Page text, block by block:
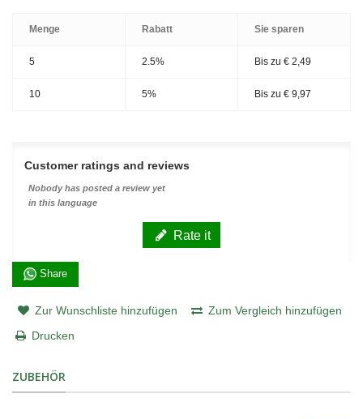
Menge Rabatt Sie sparen
5 2.5% Bis zu € 2,49
10 5% Bis zu € 9,97
Customer ratings and reviews
Nobody has posted a review yet
in this language
Rate it
Share
Zur Wunschliste hinzufügen
Zum Vergleich hinzufügen
Drucken
ZUBEHÖR